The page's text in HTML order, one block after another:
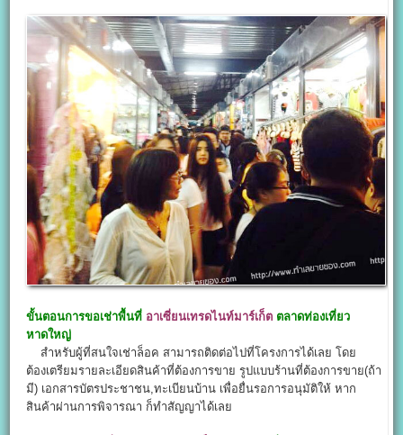
ขั้นตอนการขอเช่าพื้นที่ อาเซี่ยนเทรดไนท์มาร์เก็ต ตลาดท่องเที่ยว
หาดใหญ่
สำหรับผู้ที่สนใจเช่าล็อค สามารถติดต่อไปที่โครงการได้เลย โดย
ต้องเตรียมรายละเอียดสินค้าที่ต้องการขาย รูปแบบร้านที่ต้องการขาย(ถ้า
มี) เอกสารบัตรประชาชน,ทะเบียนบ้าน เพื่อยื่นรอการอนุมัติให้ หาก
สินค้าผ่านการพิจารณา ก็ทำสัญญาได้เลย